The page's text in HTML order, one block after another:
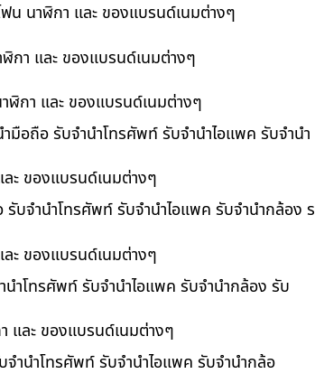
น นาฬิกา และ ของแบรนด์เนมต่างๆ
กา และ ของแบรนด์เนมต่างๆ
ฬิกา และ ของแบรนด์เนมต่างๆ
มือถือ รับจำนำโทรศัพท์ รับจำนำไอแพค รับจำนำ
ละ ของแบรนด์เนมต่างๆ
บจำนำโทรศัพท์ รับจำนำไอแพค รับจำนำกล้อง ร
ะ ของแบรนด์เนมต่างๆ
ำโทรศัพท์ รับจำนำไอแพค รับจำนำกล้อง รับ
และ ของแบรนด์เนมต่างๆ
ำนำโทรศัพท์ รับจำนำไอแพค รับจำนำกล้อ